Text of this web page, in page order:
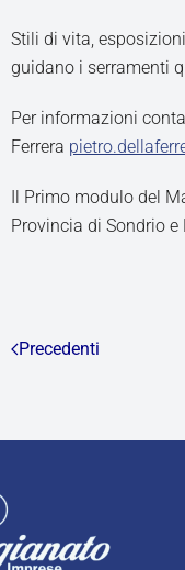
Stili di vita,
guidano i serramenti
Per informazioni
Ferrera
Il Primo modulo del
Provincia di Sondrio e
Precedenti